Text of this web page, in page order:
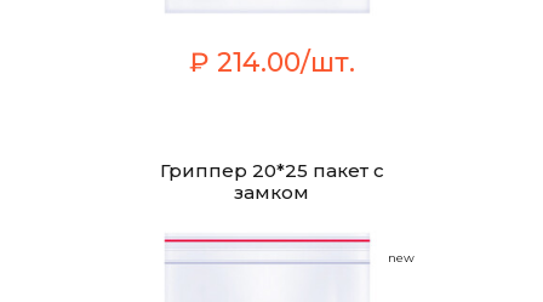
₽ 214.00/шт.
Гриппер 20*25 пакет с
замком
new